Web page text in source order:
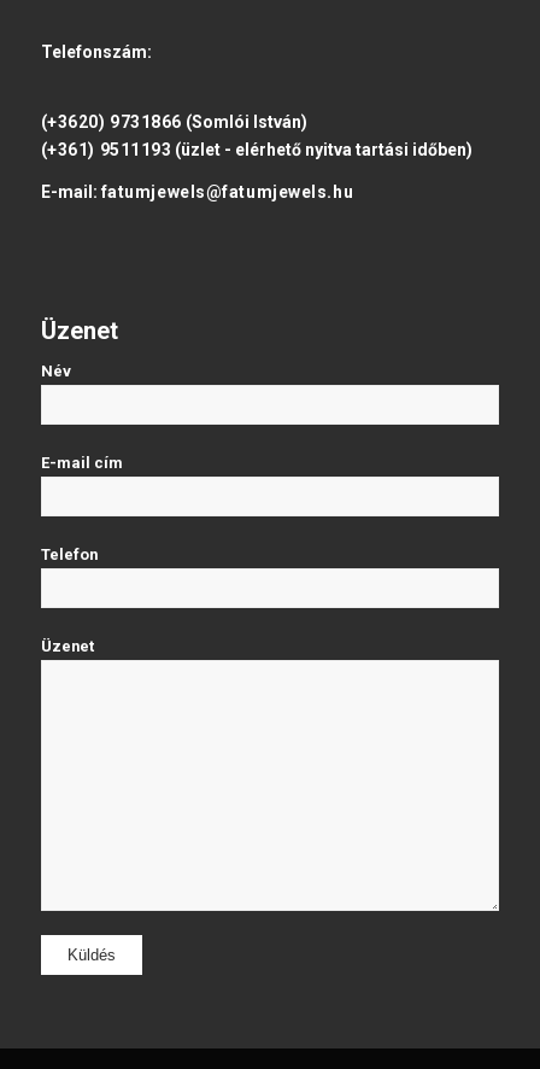
Telefonszám:
(+3620) 9731866 (Somlói István)
(+361) 9511193 (üzlet - elérhető nyitva tartási időben)
E-mail: fatumjewels@fatumjewels.hu
Üzenet
Név
E-mail cím
Telefon
Üzenet